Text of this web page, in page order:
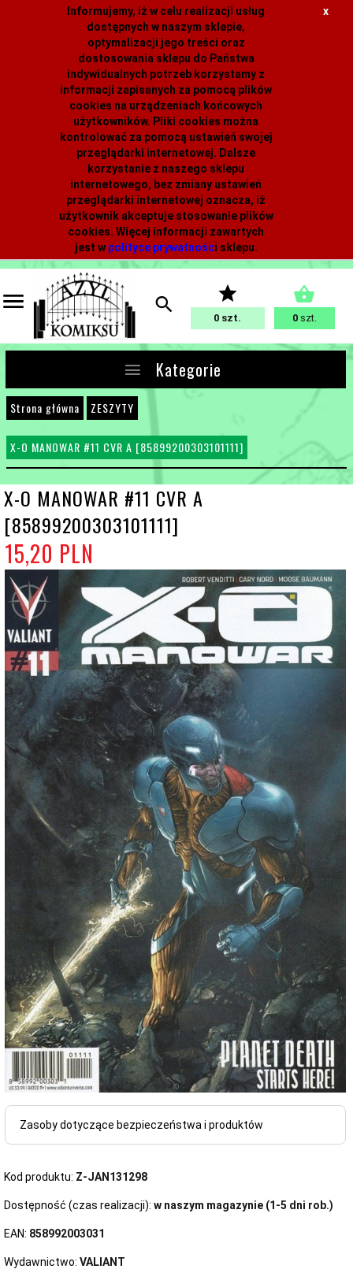
Informujemy, iż w celu realizacji usług
dostępnych w naszym sklepie,
optymalizacji jego treści oraz
dostosowania sklepu do Państwa
indywidualnych potrzeb korzystamy z
informacji zapisanych za pomocą plików
cookies na urządzeniach końcowych
użytkowników. Pliki cookies można
kontrolować za pomocą ustawień swojej
przeglądarki internetowej. Dalsze
korzystanie z naszego sklepu
internetowego, bez zmiany ustawień
przeglądarki internetowej oznacza, iż
użytkownik akceptuje stosowanie plików
cookies. Więcej informacji zawartych
jest w polityce prywatności sklepu.
x
0 0 szt.
Kategorie
Strona główna ZESZYTY
X-O MANOWAR #11 CVR A [85899200303101111]
X-O MANOWAR #11 CVR A
[85899200303101111]
15,20 PLN
Zasoby dotyczące bezpieczeństwa i produktów
Kod produktu: Z-JAN131298
Dostępność (czas realizacji): w naszym magazynie (1-5 dni rob.)
EAN: 858992003031
Wydawnictwo: VALIANT